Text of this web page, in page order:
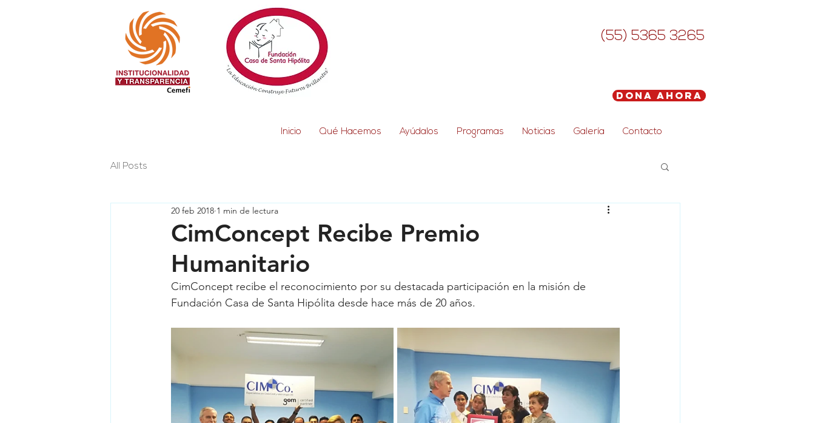
(55) 5365 3265
Dona Ahora
Inicio Qué Hacemos Ayúdalos Programas Noticias Galería Contacto
All Posts
CimConcept Recibe Premio
Humanitario
20 feb 2018 1 min de lectura
CimConcept recibe el reconocimiento por su destacada participación en la misión de
Fundación Casa de Santa Hipólita desde hace más de 20 años.